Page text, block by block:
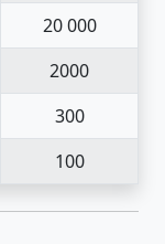
20 000
2000
300
100